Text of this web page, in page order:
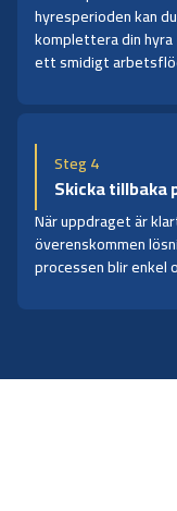
hyresperioden kan
komplettera din
ett smidigt
Steg 4
Skicka tillbaka
När uppdraget är
överenskommen
processen blir enkel